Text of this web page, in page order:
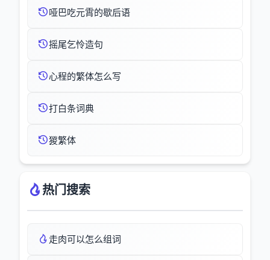
哑巴吃元霄的歇后语
摇尾乞怜造句
心程的繁体怎么写
打白条词典
猣繁体
热门搜索
走肉可以怎么组词